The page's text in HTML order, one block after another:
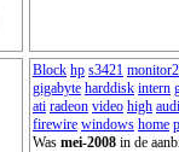
Block hp s3421
gigabyte harddisk intern
ati radeon video high
firewire windows home
Was mei-2008 in de